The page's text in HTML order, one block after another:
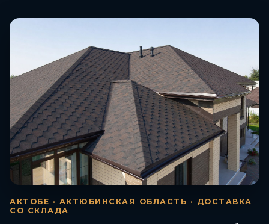
АКТОБЕ · АКТЮБИНСКАЯ ОБЛАСТЬ · ДОСТАВКА
СО СКЛАДА